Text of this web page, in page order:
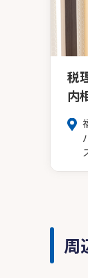
税
内
周